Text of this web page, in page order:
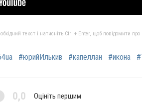
текст і натисніть Ctrl + Enter, щоб повідомити про
#юрийИлькив #капеллан #икона
0,0 Оцініть першим